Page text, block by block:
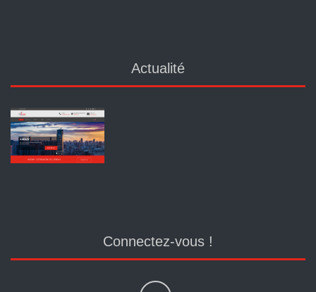
Actualité
Connectez-vous !